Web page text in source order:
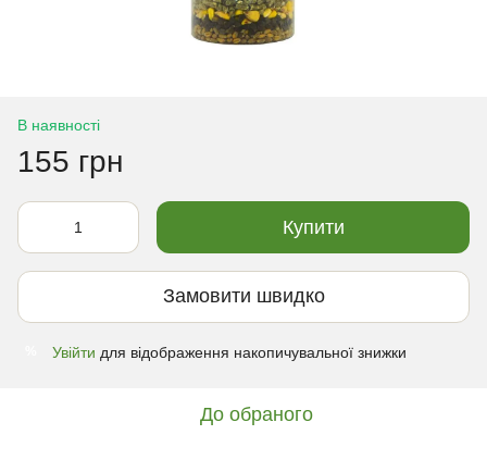
В наявності
155 грн
Купити
Замовити швидко
Увійти для відображення накопичувальної знижки
До обраного